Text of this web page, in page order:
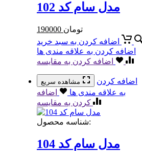
مدل سام کد 102
190000 تومان
اضافه کردن به سبد خرید
اضافه کردن به علاقه مندی ها
اضافه کردن به مقایسه
مشاهده سریع
اضافه کردن
به علاقه مندی ها
اضافه
کردن به مقایسه
شناسه محصول:
مدل سام کد 104